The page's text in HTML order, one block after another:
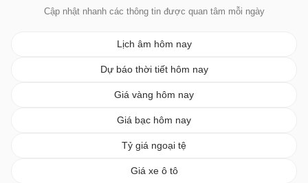
Cập nhật nhanh các thông tin được quan tâm mỗi ngày
Lịch âm hôm nay
Dự báo thời tiết hôm nay
Giá vàng hôm nay
Giá bạc hôm nay
Tỷ giá ngoại tệ
Giá xe ô tô